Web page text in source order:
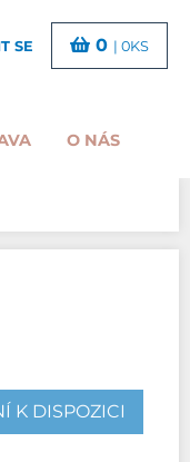
O NÁS
SE 0 | 0KS
K DISPOZICI